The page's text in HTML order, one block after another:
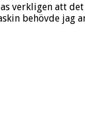
verkligen att
behövde jag